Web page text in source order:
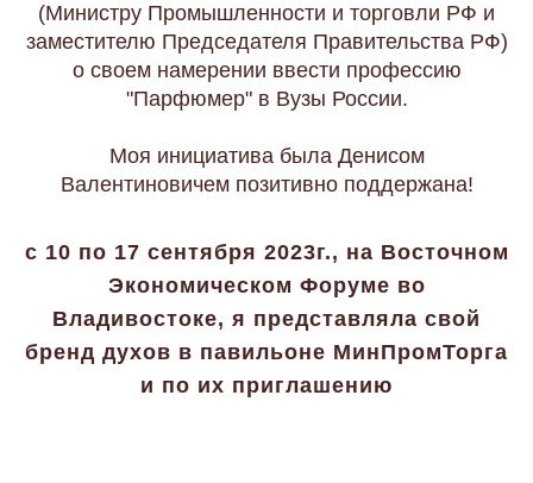
(Министру Промышленности и торговли РФ и
заместителю Председателя Правительства РФ)
о своем намерении ввести профессию
"Парфюмер" в Вузы России.
Моя инициатива была Денисом
Валентиновичем позитивно поддержана!
с 10 по 17 сентября 2023г., на Восточном
Экономическом Форуме во
Владивостоке, я представляла свой
бренд духов в павильоне МинПромТорга
и по их приглашению